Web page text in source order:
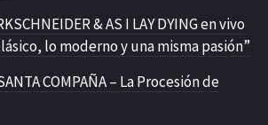
& AS I LAY DYING en vivo
lo moderno y una misma pasión”
COMPAÑA – La Procesión de